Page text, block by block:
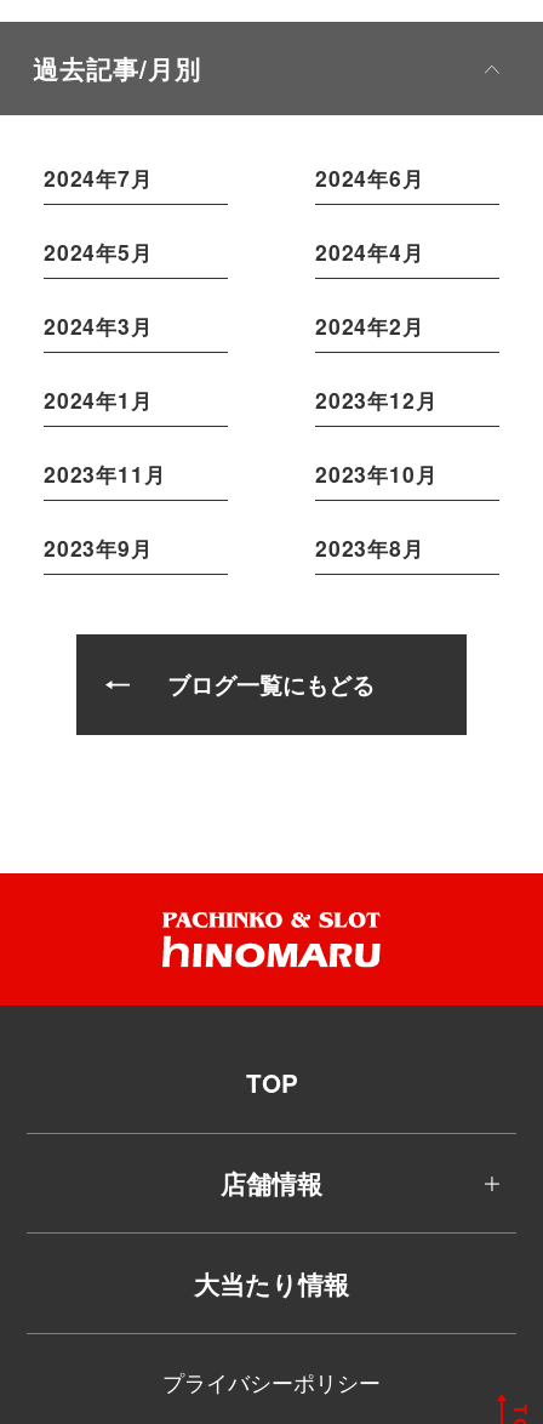
過去記事/月別
2024年7月 2024年6月
2024年5月 2024年4月
2024年3月 2024年2月
2024年1月 2023年12月
2023年11月 2023年10月
2023年9月 2023年8月
ブログ一覧にもどる
TOP
店舗情報
大当たり情報
プライバシーポリシー